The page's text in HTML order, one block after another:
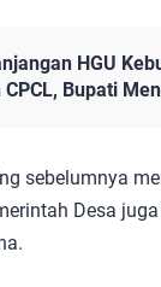
HGU
CPCL, Bupati
sebelumnya
Desa